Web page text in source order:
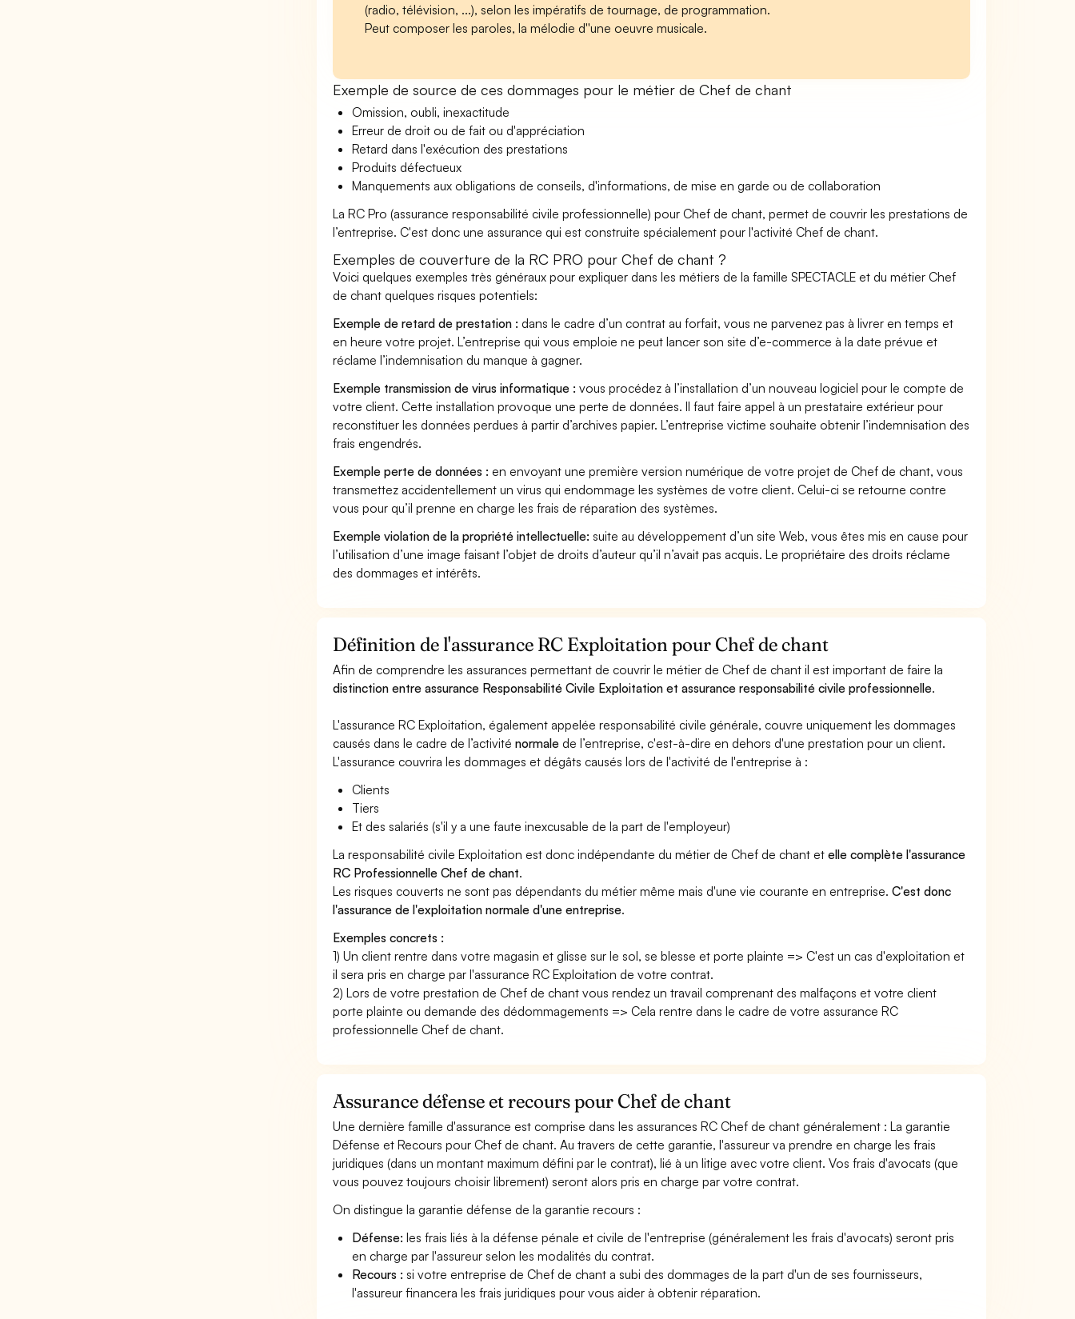
(radio, télévision, ...), selon les impératifs de tournage, de programmation.
Peut composer les paroles, la mélodie d''une oeuvre musicale.
Exemple de source de ces dommages pour le métier de Chef de chant
Omission, oubli, inexactitude
Erreur de droit ou de fait ou d'appréciation
Retard dans l'exécution des prestations
Produits défectueux
Manquements aux obligations de conseils, d'informations, de mise en garde ou de collaboration
La RC Pro (assurance responsabilité civile professionnelle) pour Chef de chant, permet de couvrir les prestations de
l’entreprise. C'est donc une assurance qui est construite spécialement pour l'activité Chef de chant.
Exemples de couverture de la RC PRO pour Chef de chant ?
Voici quelques exemples très généraux pour expliquer dans les métiers de la famille SPECTACLE et du métier Chef
de chant quelques risques potentiels:
Exemple de retard de prestation : dans le cadre d’un contrat au forfait, vous ne parvenez pas à livrer en temps et
en heure votre projet. L’entreprise qui vous emploie ne peut lancer son site d’e-commerce à la date prévue et
réclame l’indemnisation du manque à gagner.
Exemple transmission de virus informatique : vous procédez à l’installation d’un nouveau logiciel pour le compte de
votre client. Cette installation provoque une perte de données. Il faut faire appel à un prestataire extérieur pour
reconstituer les données perdues à partir d’archives papier. L’entreprise victime souhaite obtenir l’indemnisation des
frais engendrés.
Exemple perte de données : en envoyant une première version numérique de votre projet de Chef de chant, vous
transmettez accidentellement un virus qui endommage les systèmes de votre client. Celui-ci se retourne contre
vous pour qu’il prenne en charge les frais de réparation des systèmes.
Exemple violation de la propriété intellectuelle: suite au développement d’un site Web, vous êtes mis en cause pour
l’utilisation d’une image faisant l’objet de droits d’auteur qu’il n’avait pas acquis. Le propriétaire des droits réclame
des dommages et intérêts.
Définition de l'assurance RC Exploitation pour Chef de chant
Afin de comprendre les assurances permettant de couvrir le métier de Chef de chant il est important de faire la
distinction entre assurance Responsabilité Civile Exploitation et assurance responsabilité civile professionnelle.
L'assurance RC Exploitation, également appelée responsabilité civile générale, couvre uniquement les dommages
causés dans le cadre de l’activiténormale de l’entreprise, c'est-à-dire en dehors d'une prestation pour un client.
L'assurance couvrira les dommages et dégâts causés lors de l'activité de l'entreprise à :
Clients
Tiers
Et des salariés (s'il y a une faute inexcusable de la part de l'employeur)
La responsabilité civile Exploitation est donc indépendante du métier de Chef de chant etelle complète l'assurance
RC Professionnelle Chef de chant.
Les risques couverts ne sont pas dépendants du métier même mais d'une vie courante en entreprise.C'est donc
l'assurance de l'exploitation normale d'une entreprise.
Exemples concrets :
1) Un client rentre dans votre magasin et glisse sur le sol, se blesse et porte plainte => C'est un cas d'exploitation et
il sera pris en charge par l'assurance RC Exploitation de votre contrat.
2) Lors de votre prestation de Chef de chant vous rendez un travail comprenant des malfaçons et votre client
porte plainte ou demande des dédommagements => Cela rentre dans le cadre de votre assurance RC
professionnelle Chef de chant.
Assurance défense et recours pour Chef de chant
Une dernière famille d'assurance est comprise dans les assurances RC Chef de chant généralement : La garantie
Défense et Recours pour Chef de chant. Au travers de cette garantie, l'assureur va prendre en charge les frais
juridiques (dans un montant maximum défini par le contrat), lié à un litige avec votre client. Vos frais d'avocats (que
vous pouvez toujours choisir librement) seront alors pris en charge par votre contrat.
On distingue la garantie défense de la garantie recours :
Défense: les frais liés à la défense pénale et civile de l'entreprise (généralement les frais d'avocats) seront pris
en charge par l'assureur selon les modalités du contrat.
Recours : si votre entreprise de Chef de chant a subi des dommages de la part d'un de ses fournisseurs,
l'assureur financera les frais juridiques pour vous aider à obtenir réparation.